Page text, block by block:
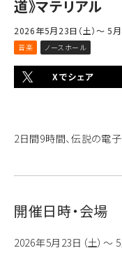
道》マテリアル
2026年5月23日（土）～ 5月
音楽 ノースホール
2日間9時間、伝説の電子
開催日時・会場
2026年5月23日（土）～ 5